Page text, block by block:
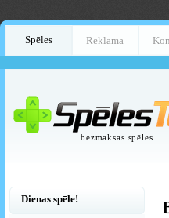
Spēles Reklāma
bezmaksas spēles
Dienas spēle!